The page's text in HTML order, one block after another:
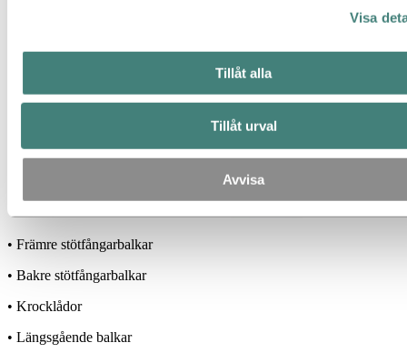
Visa
Tillåt alla
Tillåt urval
Avvisa
• Främre stötfångarbalkar
• Bakre stötfångarbalkar
• Krocklådor
• Längsgående balkar